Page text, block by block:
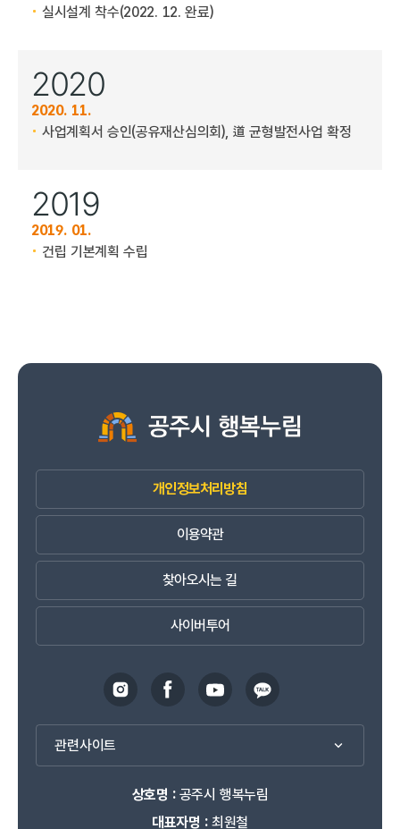
실시설계 착수(2022. 12. 완료)
2020
2020. 11.
사업계획서 승인(공유재산심의회), 道 균형발전사업 확정
2019
2019. 01.
건립 기본계획 수립
개인정보처리방침
이용약관
찾아오시는 길
사이버투어
관련사이트
상호명 :공주시 행복누림
대표자명 :최원철